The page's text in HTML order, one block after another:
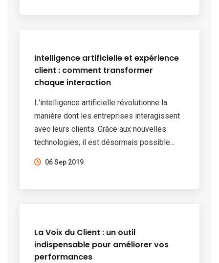
Intelligence artificielle et expérience
client : comment transformer
chaque interaction
L'intelligence artificielle révolutionne la
manière dont les entreprises interagissent
avec leurs clients. Grâce aux nouvelles
technologies, il est désormais possible...
06 Sep 2019
La Voix du Client : un outil
indispensable pour améliorer vos
performances